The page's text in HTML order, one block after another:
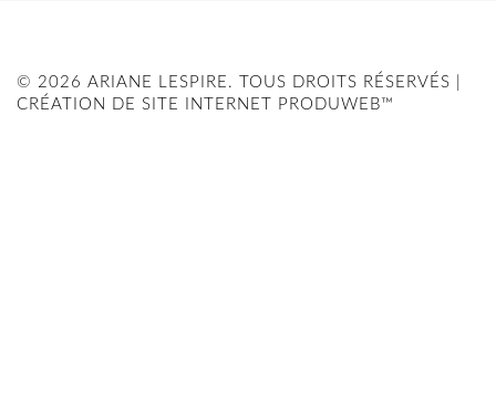
© 2026 ARIANE LESPIRE. TOUS DROITS RÉSERVÉS |
CRÉATION DE SITE INTERNET PRODUWEB™